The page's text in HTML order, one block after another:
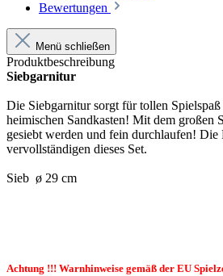
Bewertungen
Menü schließen
Produktbeschreibung
Siebgarnitur
Die Siebgarnitur sorgt für tollen
heimischen Sandkasten! Mit dem großen
gesiebt werden und fein durchlaufen! Die
vervollständigen dieses Set.
Sieb ø 29 cm
Achtung !!! Warnhinweise gemäß der EU